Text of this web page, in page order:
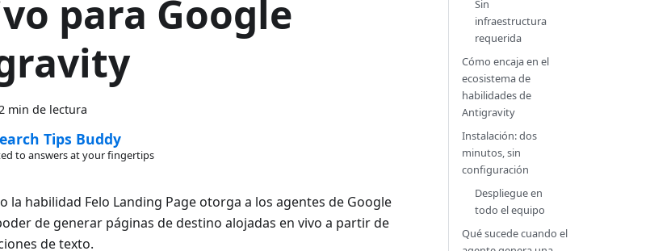
para Google
min de lectura
Tips Buddy
to answers at your fingertips
la habilidad Felo Landing Page otorga a los agentes de Google
de generar páginas de destino alojadas en vivo a partir de
de texto.
Sin
infraestructura
requerida
Cómo encaja en el
ecosistema de
habilidades de
Antigravity
Instalación: dos
minutos, sin
configuración
Despliegue en
todo el equipo
Qué sucede cuando el